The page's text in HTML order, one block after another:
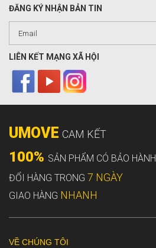
ĐĂNG KÝ NHẬN BẢN TIN
LIÊN KẾT MẠNG XÃ HỘI
UMOVE CAM KẾT
100% SẢN PHẨM CÓ BẢO HÀNH
ĐỔI HÀNG TRONG 7 NGÀY
GIAO HÀNG NHANH
VỀ CHÚNG TÔI